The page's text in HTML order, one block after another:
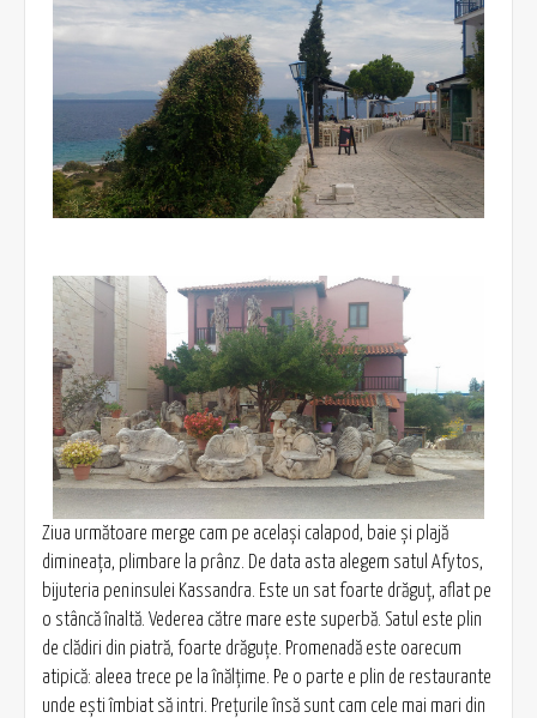
Ziua următoare merge cam pe acelaşi calapod, baie şi plajă
dimineaţa, plimbare la prânz. De data asta alegem satul Afytos,
bijuteria peninsulei Kassandra. Este un sat foarte drăguţ, aflat pe
o stâncă înaltă. Vederea către mare este superbă. Satul este plin
de clădiri din piatră, foarte drăguţe. Promenadă este oarecum
atipică: aleea trece pe la înălţime. Pe o parte e plin de restaurante
unde eşti îmbiat să intri. Preţurile însă sunt cam cele mai mari din